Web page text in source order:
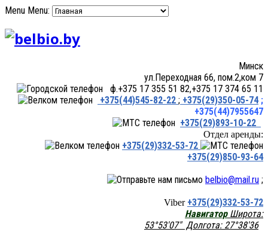
Menu Menu:
Минск
ул.Переходная 66, пом.2,ком 7
ф.+375 17 355 51 82,+375 17 374 65 11
+375(44)545-82-22 ; +375(29)350-05-74 ;
+375(44)7955647
+375(29)893-10-22
Отдел аренды:
+375(29)332-53-72
+375(29)850-93-64
belbio@mail.ru ;
Viber +375(29)332-53-72
НавигаторШирота:
53°53'07" Долгота: 27°38'36